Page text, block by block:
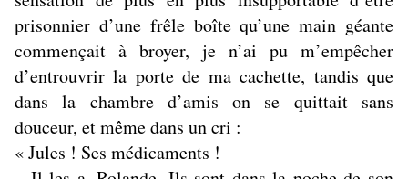
prisonnier d’une frêle boîte qu’une main géante
commençait à broyer, je n’ai pu m’empêcher
d’entrouvrir la porte de ma cachette, tandis que
dans la chambre d’amis on se quittait sans
douceur, et même dans un cri :
« Jules ! Ses médicaments !